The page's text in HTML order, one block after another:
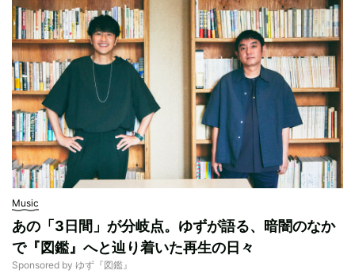
Music
あの「3日間」が分岐点。ゆずが語る、暗闇のなか
で『図鑑』へと辿り着いた再生の日々
Sponsored by ゆず『図鑑』